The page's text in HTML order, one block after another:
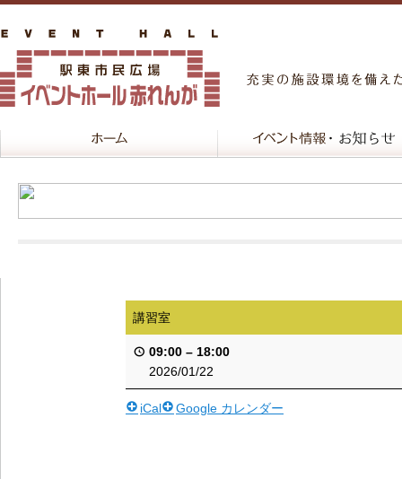
講習室
09:00 – 18:00
2026/01/22
iCal Google カレンダー